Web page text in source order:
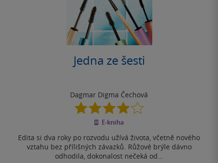
Jedna ze šesti
Dagmar Digma Čechová
4.0
z
5
E-kniha
Edita si dva roky po rozvodu užívá života, včetně nového
vztahu bez přílišných závazků. Růžové brýle dávno
odhodila, dokonalost nečeká od...